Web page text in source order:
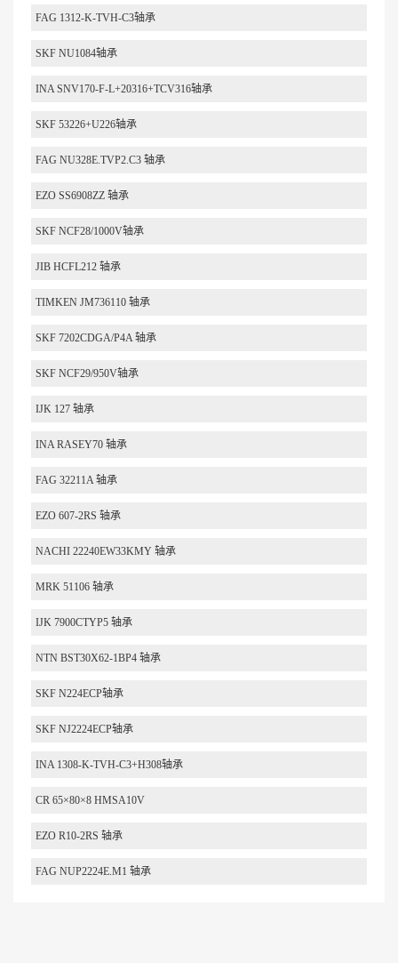
FAG 1312-K-TVH-C3轴承
SKF NU1084轴承
INA SNV170-F-L+20316+TCV316轴承
SKF 53226+U226轴承
FAG NU328E.TVP2.C3 轴承
EZO SS6908ZZ 轴承
SKF NCF28/1000V轴承
JIB HCFL212 轴承
TIMKEN JM736110 轴承
SKF 7202CDGA/P4A 轴承
SKF NCF29/950V轴承
IJK 127 轴承
INA RASEY70 轴承
FAG 32211A 轴承
EZO 607-2RS 轴承
NACHI 22240EW33KMY 轴承
MRK 51106 轴承
IJK 7900CTYP5 轴承
NTN BST30X62-1BP4 轴承
SKF N224ECP轴承
SKF NJ2224ECP轴承
INA 1308-K-TVH-C3+H308轴承
CR 65×80×8 HMSA10V
EZO R10-2RS 轴承
FAG NUP2224E.M1 轴承